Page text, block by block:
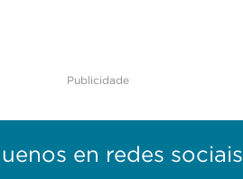
Publicidade
en redes sociais